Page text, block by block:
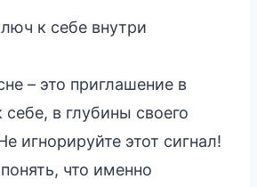
к себе внутри
– это приглашение в
себе, в глубины своего
игнорируйте этот сигнал!
что именно